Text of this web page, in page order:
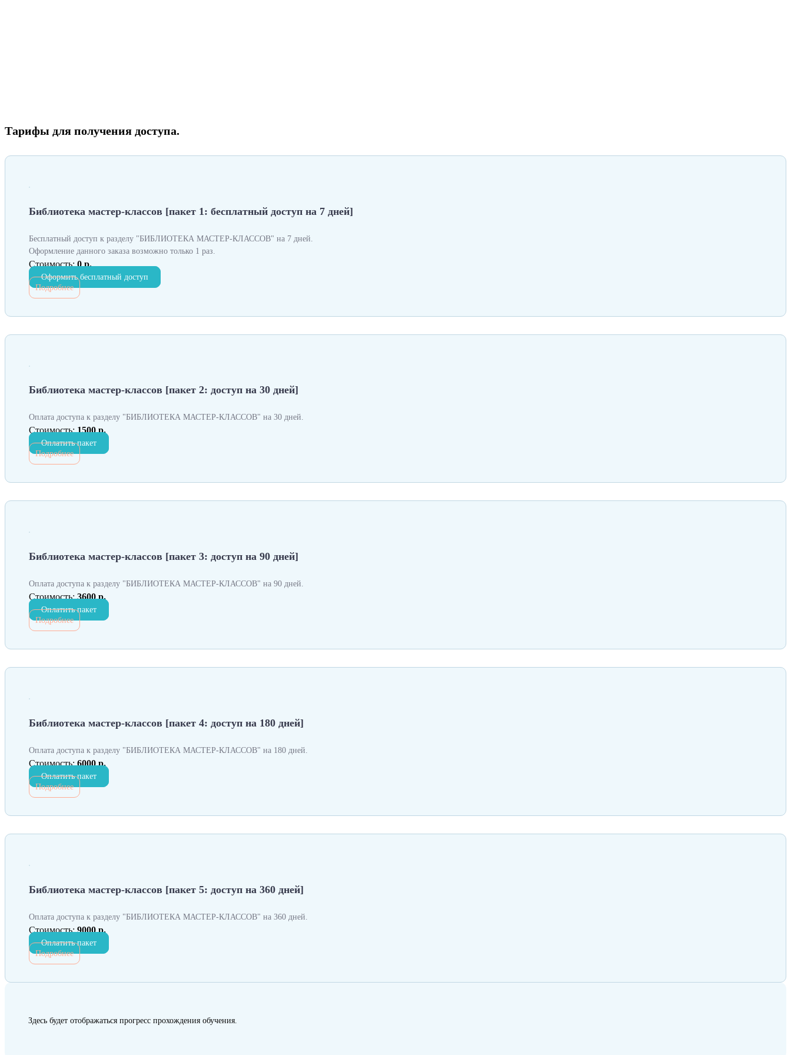
Тарифы для получения доступа.
Библиотека мастер-классов [пакет 1: бесплатный доступ на 7 дней]
Бесплатный доступ к разделу "БИБЛИОТЕКА МАСТЕР-КЛАССОВ" на 7 дней.
Оформление данного заказа возможно только 1 раз.
Стоимость: 0 р.
Оформить бесплатный доступ
Подробнее
Библиотека мастер-классов [пакет 2: доступ на 30 дней]
Оплата доступа к разделу "БИБЛИОТЕКА МАСТЕР-КЛАССОВ" на 30 дней.
Стоимость: 1500 р.
Оплатить пакет
Подробнее
Библиотека мастер-классов [пакет 3: доступ на 90 дней]
Оплата доступа к разделу "БИБЛИОТЕКА МАСТЕР-КЛАССОВ" на 90 дней.
Стоимость: 3600 р.
Оплатить пакет
Подробнее
Библиотека мастер-классов [пакет 4: доступ на 180 дней]
Оплата доступа к разделу "БИБЛИОТЕКА МАСТЕР-КЛАССОВ" на 180 дней.
Стоимость: 6000 р.
Оплатить пакет
Подробнее
Библиотека мастер-классов [пакет 5: доступ на 360 дней]
Оплата доступа к разделу "БИБЛИОТЕКА МАСТЕР-КЛАССОВ" на 360 дней.
Стоимость: 9000 р.
Оплатить пакет
Подробнее
Здесь будет отображаться прогресс прохождения обучения.